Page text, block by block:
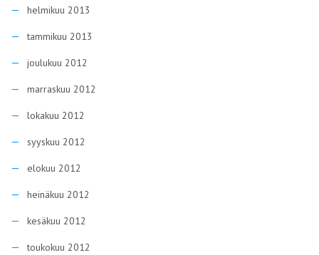
helmikuu 2013
tammikuu 2013
joulukuu 2012
marraskuu 2012
lokakuu 2012
syyskuu 2012
elokuu 2012
heinäkuu 2012
kesäkuu 2012
toukokuu 2012